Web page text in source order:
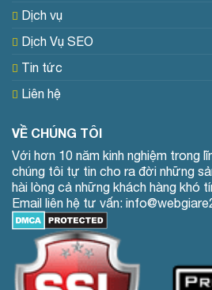
Dịch vụ
Dịch Vụ SEO
Tin tức
Liên hệ
VỀ CHÚNG TÔI
Với hơn 10 năm kinh nghiệm trong
chúng tôi tự tin cho ra đời những
hài lòng cả những khách hàng khó
Email liên hệ tư vấn: